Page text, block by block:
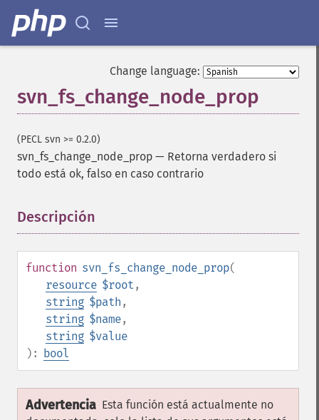
Change language:
svn_fs_change_node_prop
(PECL svn >= 0.2.0)
svn_fs_change_node_prop — Retorna verdadero si
todo está ok, falso en caso contrario
Descripción
function svn_fs_change_node_prop(
resource $root ,
string $path ,
string $name,
string $value
): bool
Advertencia Esta función está actualmente no